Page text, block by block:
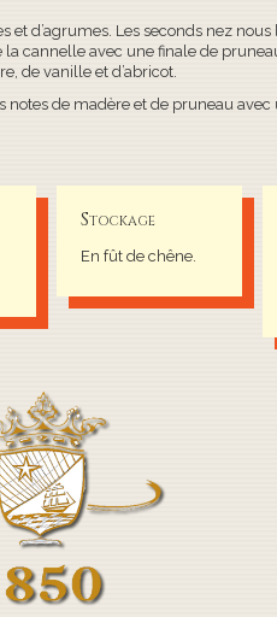
et d’agrumes. Les seconds nez
cannelle avec une finale de
de vanille et d’abricot.
de madère et de pruneau
Stockage
En fût de chêne.